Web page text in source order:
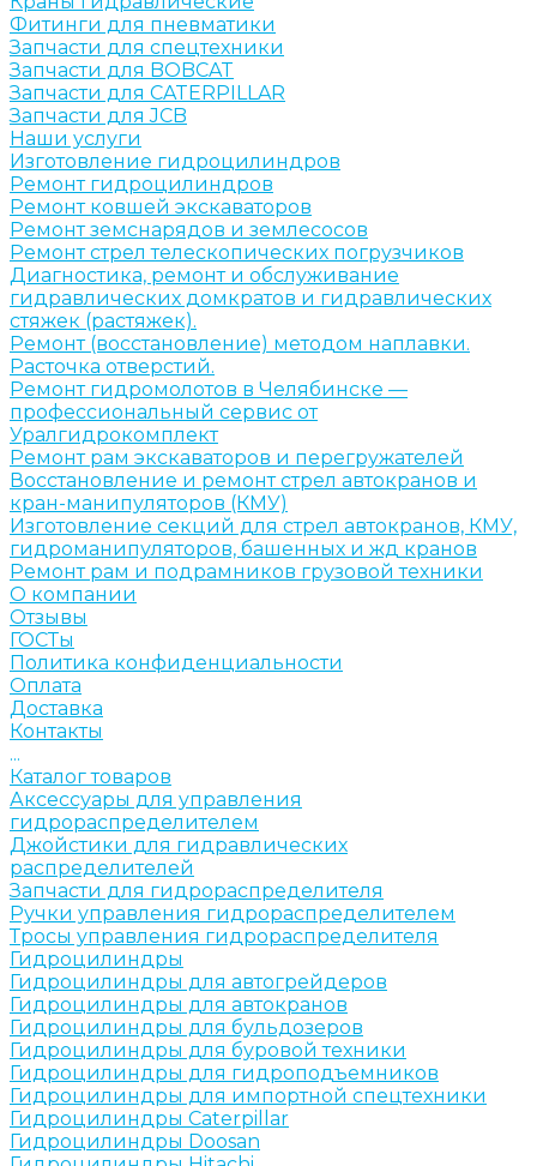
Фитинги для пневматики
Запчасти для спецтехники
Запчасти для BOBCAT
Запчасти для CATERPILLAR
Запчасти для JCB
Наши услуги
Изготовление гидроцилиндров
Ремонт гидроцилиндров
Ремонт ковшей экскаваторов
Ремонт земснарядов и землесосов
Ремонт стрел телескопических погрузчиков
Диагностика, ремонт и обслуживание
гидравлических домкратов и гидравлических
стяжек (растяжек).
Ремонт (восстановление) методом наплавки.
Расточка отверстий.
Ремонт гидромолотов в Челябинске —
профессиональный сервис от
Уралгидрокомплект
Ремонт рам экскаваторов и перегружателей
Восстановление и ремонт стрел автокранов и
кран-манипуляторов (КМУ)
Изготовление секций для стрел автокранов, КМУ,
гидроманипуляторов, башенных и жд кранов
Ремонт рам и подрамников грузовой техники
О компании
Отзывы
ГОСТы
Политика конфиденциальности
Оплата
Доставка
Контакты
...
Каталог товаров
Аксессуары для управления
гидрораспределителем
Джойстики для гидравлических
распределителей
Запчасти для гидрораспределителя
Ручки управления гидрораспределителем
Тросы управления гидрораспределителя
Гидроцилиндры
Гидроцилиндры для автогрейдеров
Гидроцилиндры для автокранов
Гидроцилиндры для бульдозеров
Гидроцилиндры для буровой техники
Гидроцилиндры для гидроподъемников
Гидроцилиндры для импортной спецтехники
Гидроцилиндры Caterpillar
Гидроцилиндры Doosan